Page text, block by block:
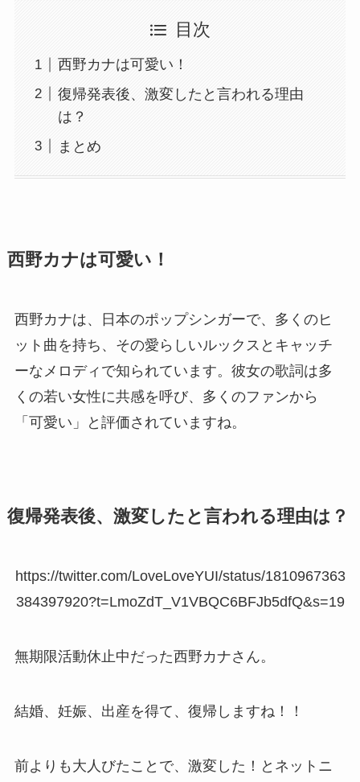
目次
西野カナは可愛い！
復帰発表後、激変したと言われる理由
は？
まとめ
西野カナは可愛い！
西野カナは、日本のポップシンガーで、多くのヒ
ット曲を持ち、その愛らしいルックスとキャッチ
ーなメロディで知られています。彼女の歌詞は多
くの若い女性に共感を呼び、多くのファンから
「可愛い」と評価されていますね。
復帰発表後、激変したと言われる理由は？
https://twitter.com/LoveLoveYUI/status/1810967363
384397920?t=LmoZdT_V1VBQC6BFJb5dfQ&s=19
無期限活動休止中だった西野カナさん。
結婚、妊娠、出産を得て、復帰しますね！！
前よりも大人びたことで、激変した！とネットニ